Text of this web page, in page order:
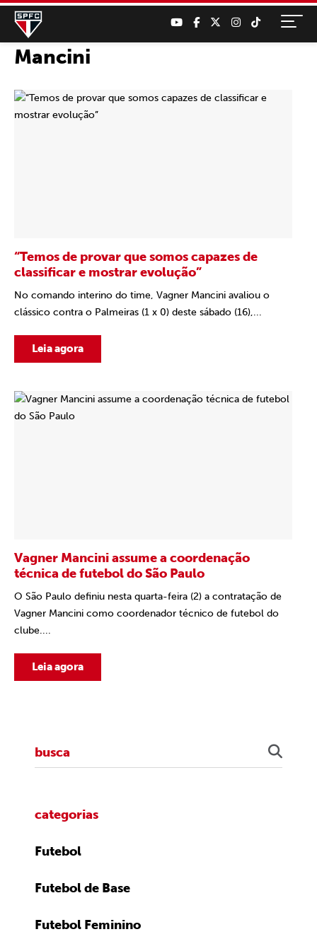
Mancini
“Temos de provar que somos capazes de
classificar e mostrar evolução”
No comando interino do time, Vagner Mancini avaliou o
clássico contra o Palmeiras (1 x 0) deste sábado (16),...
Leia agora
Vagner Mancini assume a coordenação
técnica de futebol do São Paulo
O São Paulo definiu nesta quarta-feira (2) a contratação de
Vagner Mancini como coordenador técnico de futebol do
clube....
Leia agora
categorias
Futebol
Futebol de Base
Futebol Feminino